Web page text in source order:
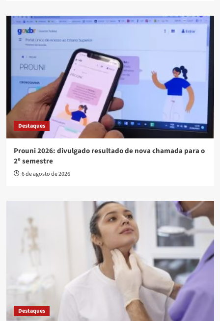
Destaques
Prouni 2026: divulgado resultado de nova chamada para o
2º semestre
6 de agosto de 2026
Destaques